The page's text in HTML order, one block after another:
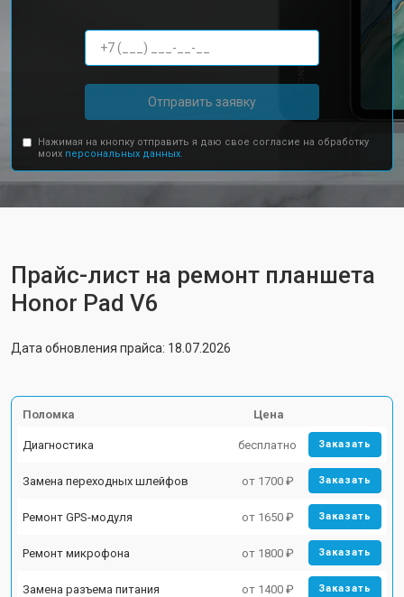
Отправить заявку
Нажимая на кнопку отправить я даю свое согласие на обработку
моих персональных данных.
Прайс-лист на ремонт планшета
Honor Pad V6
Дата обновления прайса: 18.07.2026
Поломка Цена
Диагностика бесплатно Заказать
Замена переходных шлейфов от 1700 ₽ Заказать
Ремонт GPS-модуля от 1650 ₽ Заказать
Ремонт микрофона от 1800 ₽ Заказать
Замена разъема питания от 1400 ₽ Заказать